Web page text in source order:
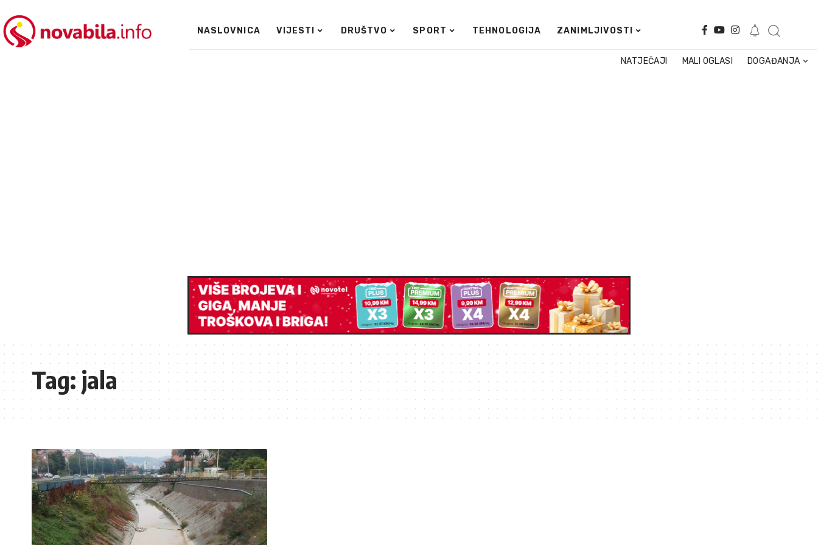
NASLOVNICA VIJESTI DRUŠTVO SPORT TEHNOLOGIJA ZANIMLJIVOSTI
NATJEČAJI MALI OGLASI DOGAĐANJA
Tag:jala